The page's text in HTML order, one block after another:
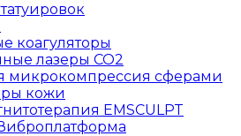
коагуляторы
лазеры СО2
микрокомпрессия сферами
кожи
EMSCULPT